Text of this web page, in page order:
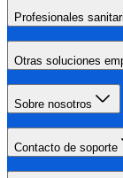
Profesionales
Otras soluciones
Sobre nosotros
Contacto de soporte